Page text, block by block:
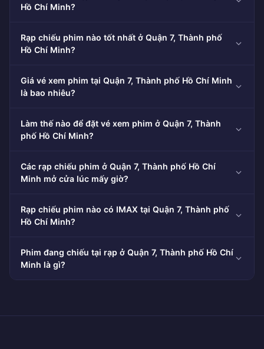
Hồ Chí Minh?
Rạp chiếu phim nào tốt nhất ở Quận 7, Thành phố
Hồ Chí Minh?
Giá vé xem phim tại Quận 7, Thành phố Hồ Chí Minh
là bao nhiêu?
Làm thế nào để đặt vé xem phim ở Quận 7, Thành
phố Hồ Chí Minh?
Các rạp chiếu phim ở Quận 7, Thành phố Hồ Chí
Minh mở cửa lúc mấy giờ?
Rạp chiếu phim nào có IMAX tại Quận 7, Thành phố
Hồ Chí Minh?
Phim đang chiếu tại rạp ở Quận 7, Thành phố Hồ Chí
Minh là gì?